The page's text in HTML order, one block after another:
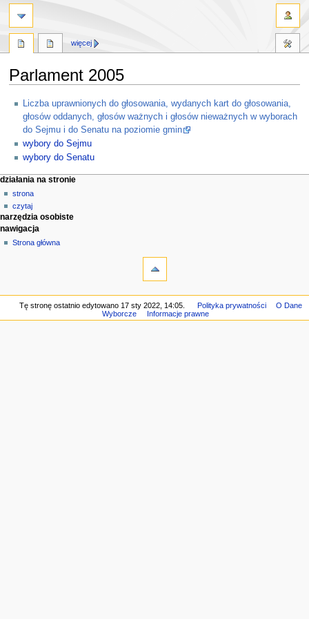
Parlament 2005
Przejdź
nawigacji
Przejdź
wyszukiwania
Liczba uprawnionych do głosowania, wydanych kart do głosowania,
głosów oddanych, głosów ważnych i głosów nieważnych w wyborach
do Sejmu i do Senatu na poziomie gmin
wybory do Sejmu
wybory do Senatu
M
e
n
u
n
a
działania na stronie
strona
czytaj
więcej
narzędzia osobiste
nawigacja
Strona główna
Tę stronę ostatnio edytowano 17 sty 2022, 14:05. Polityka prywatności
O Dane
Wyborcze
Informacje prawne